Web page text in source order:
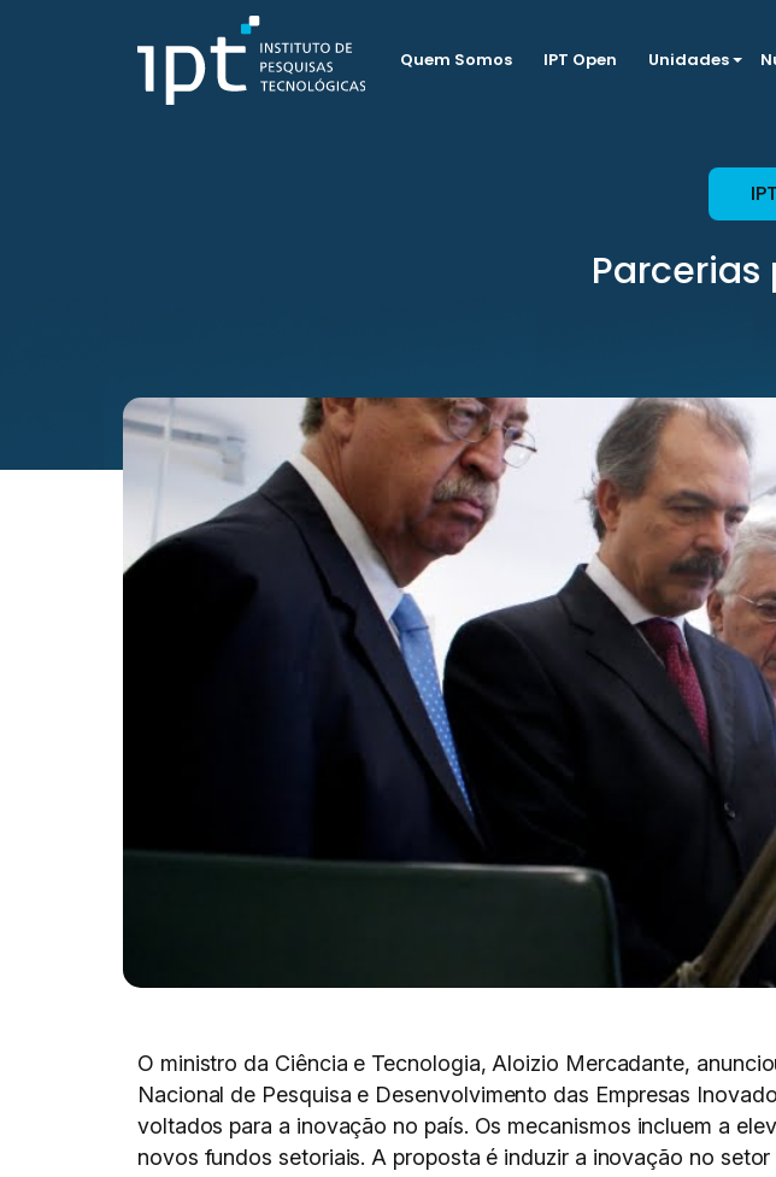
Quem Somos IPT Open Unidades
O ministro da Ciência e Tecnologia, Aloizio Mercadante,
Nacional de Pesquisa e Desenvolvimento das Empresas
voltados para a inovação no país. Os mecanismos incluem a
novos fundos setoriais. A proposta é induzir a inovação no setor